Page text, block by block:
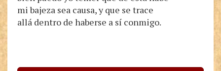
mi bajeza sea causa, y que se trace
allá dentro de haberse a sí conmigo.